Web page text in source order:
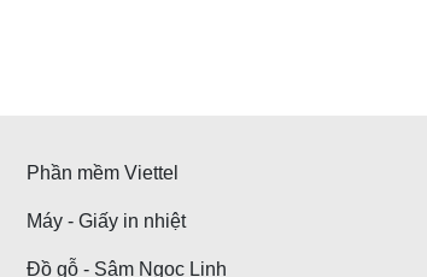
Phần mềm Viettel
Máy - Giấy in nhiệt
Đồ gỗ - Sâm Ngọc Linh